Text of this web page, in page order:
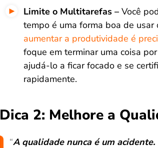
Limite o Multitarefas – Você
tempo é uma forma boa de
aumentar a produtividade é
foque em terminar uma coisa
ajudá-lo a ficar focado e se
rapidamente.
Dica 2: Melhore a
“A qualidade nunca é um